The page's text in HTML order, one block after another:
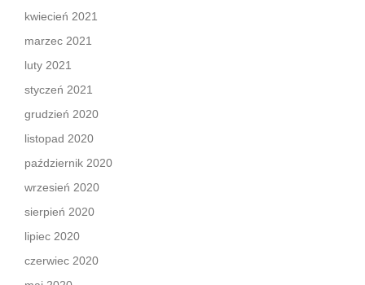
kwiecień 2021
marzec 2021
luty 2021
styczeń 2021
grudzień 2020
listopad 2020
październik 2020
wrzesień 2020
sierpień 2020
lipiec 2020
czerwiec 2020